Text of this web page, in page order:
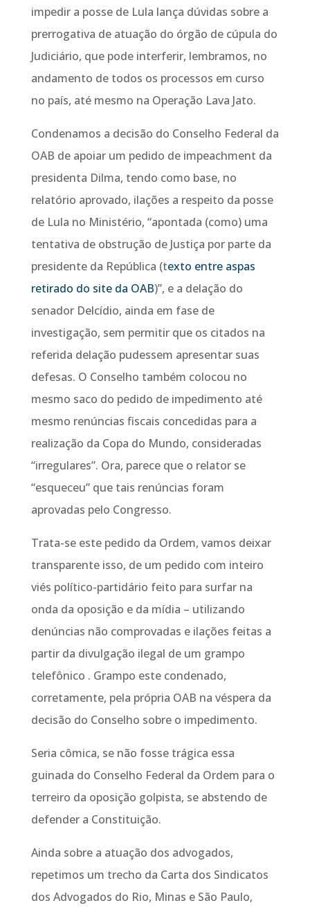
impedir a posse de Lula lança dúvidas sobre a
prerrogativa de atuação do órgão de cúpula do
Judiciário, que pode interferir, lembramos, no
andamento de todos os processos em curso
no país, até mesmo na Operação Lava Jato.
Condenamos a decisão do Conselho Federal da
OAB de apoiar um pedido de impeachment da
presidenta Dilma, tendo como base, no
relatório aprovado, ilações a respeito da posse
de Lula no Ministério, “apontada (como) uma
tentativa de obstrução de Justiça por parte da
presidente da República (texto entre aspas
retirado do site da OAB)”, e a delação do
senador Delcídio, ainda em fase de
investigação, sem permitir que os citados na
referida delação pudessem apresentar suas
defesas. O Conselho também colocou no
mesmo saco do pedido de impedimento até
mesmo renúncias fiscais concedidas para a
realização da Copa do Mundo, consideradas
“irregulares”. Ora, parece que o relator se
“esqueceu” que tais renúncias foram
aprovadas pelo Congresso.
Trata-se este pedido da Ordem, vamos deixar
transparente isso, de um pedido com inteiro
viés político-partidário feito para surfar na
onda da oposição e da mídia – utilizando
denúncias não comprovadas e ilações feitas a
partir da divulgação ilegal de um grampo
telefônico . Grampo este condenado,
corretamente, pela própria OAB na véspera da
decisão do Conselho sobre o impedimento.
Seria cômica, se não fosse trágica essa
guinada do Conselho Federal da Ordem para o
terreiro da oposição golpista, se abstendo de
defender a Constituição.
Ainda sobre a atuação dos advogados,
repetimos um trecho da Carta dos Sindicatos
dos Advogados do Rio, Minas e São Paulo,